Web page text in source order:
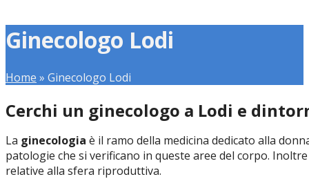
Ginecologo Lodi
Home » Ginecologo Lodi
Cerchi un ginecologo a Lodi e
La ginecologia è il ramo della medicina dedicato alla
patologie che si verificano in queste aree del corpo.
relative alla sfera riproduttiva.